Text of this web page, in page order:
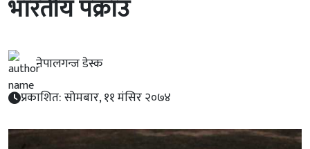
भारतीय पक्राउ
नेपालगन्ज डेस्क
प्रकाशित: सोमबार, ११ मंसिर २०७४